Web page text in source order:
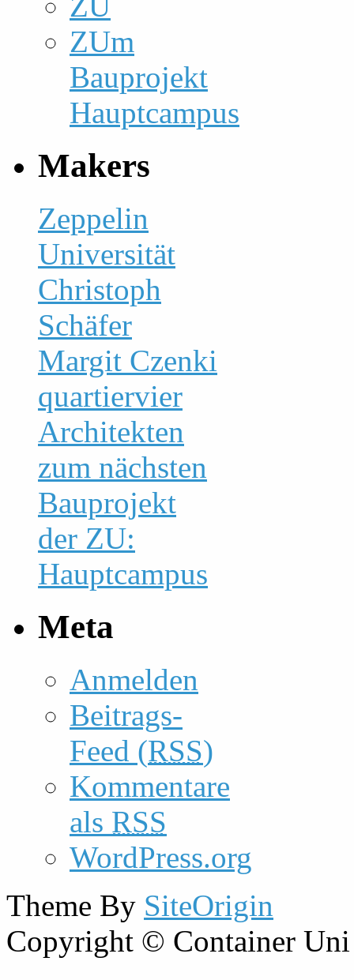
ZUm
Bauprojekt
Hauptcampus
Makers
Zeppelin
Universität
Christoph
Schäfer
Margit Czenki
quartiervier
Architekten
zum nächsten
Bauprojekt
der ZU:
Hauptcampus
Meta
Anmelden
Beitrags-
Feed (RSS)
Kommentare
als RSS
WordPress.org
Theme By SiteOrigin
Copyright © Container